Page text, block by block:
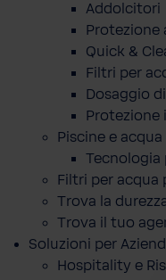
Addolcitori
Protezione
Quick &
Filtri per
Dosaggio
Protezione
Piscine e
Tecnologia
Filtri per acqua
Trova la
Trova il tuo
Soluzioni per
Hospitality e